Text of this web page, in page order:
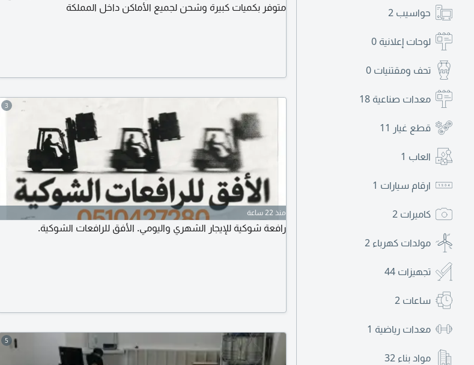
حواسيب 2
لوحات إعلانية 0
تحف ومقتنيات 0
معدات صناعية 18
قطع غيار 11
العاب 1
ارقام سيارات 1
كاميرات 2
مولدات كهرباء 2
تجهيزات 44
ساعات 2
معدات رياضية 1
مواد بناء 32
متوفر بكميات كبيرة وشحن لجميع الأماكن داخل المملكة
3
منذ 22 ساعة
رافعة شوكية للإيجار الشهري واليومي. الأفق للرافعات الشوكية.
5